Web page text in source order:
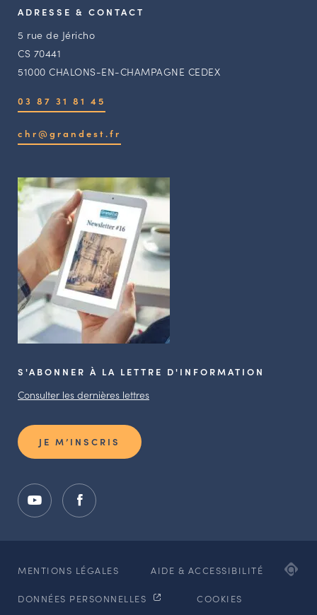
ADRESSE & CONTACT
5 rue de Jéricho
CS 70441
51000 CHALONS-EN-CHAMPAGNE CEDEX
03 87 31 81 45
chr@grandest.fr
S'ABONNER À LA LETTRE D'INFORMATION
Consulter les dernières lettres
JE M’INSCRIS
MENTIONS LÉGALES AIDE & ACCESSIBILITÉ
DONNÉES PERSONNELLES COOKIES